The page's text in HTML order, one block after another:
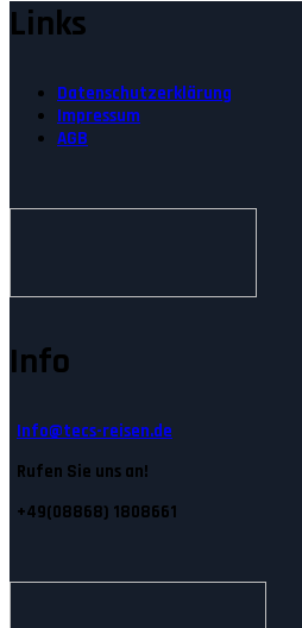
Links
Datenschutzerklärung
Impressum
AGB
Info
Info@tecs-reisen.de
Rufen Sie uns an!
+49(08868) 1808661